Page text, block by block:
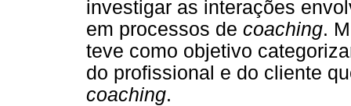
investigar as interações
em processos de coaching.
teve como objetivo
do profissional e do cliente
coaching.